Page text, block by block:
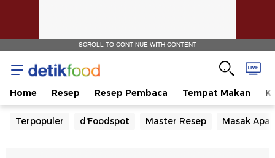
SCROLL TO CONTINUE WITH CONTENT
Home Resep Resep Pembaca Tempat Makan
Terpopuler d'Foodspot Master Resep Masak Apa